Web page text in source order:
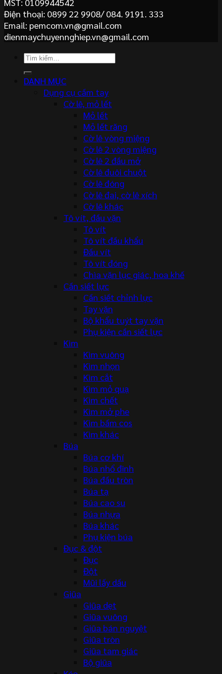
Điện thoại: 0899 22 9908/ 084. 9191. 333
Email: pemcom.vn@gmail.com
dienmaychuyennghiep.vn@gmail.com
Tìm
DANH MỤC
Dụng cụ cầm tay
Cờ lê, mỏ lết
Mỏ lết
Mỏ lết răng
Cờ lê vòng miệng
Cờ lê 2 vòng miệng
Cờ lê 2 đầu mở
Cờ lê đuôi chuột
Cờ lê đóng
Cờ lê đai, cờ lê xích
Cờ lê khác
Tô vít, đầu vặn
Tô vít
Tô vít đầu khẩu
Đầu vít
Tô vít đóng
Chìa vặn lục giác, hoa khế
Cần siết lực
Cần siết chỉnh lực
Tay vặn
Bộ khẩu tuýt tay vặn
Phụ kiện cần siết lực
Kìm
Kìm vuông
Kìm nhọn
Kìm cắt
Kìm mỏ quạ
Kìm chết
Kìm mở phe
Kìm bấm cos
Kìm khác
Búa
Búa cơ khí
Búa nhổ đinh
Búa đầu tròn
Búa tạ
Búa cao su
Búa nhựa
Búa khác
Phụ kiện búa
Đục & đột
Đục
Đột
Mũi lấy dấu
Giũa
Giũa dẹt
Giũa vuông
Giũa bán nguyệt
Giũa tròn
Giũa tam giác
Bộ giũa